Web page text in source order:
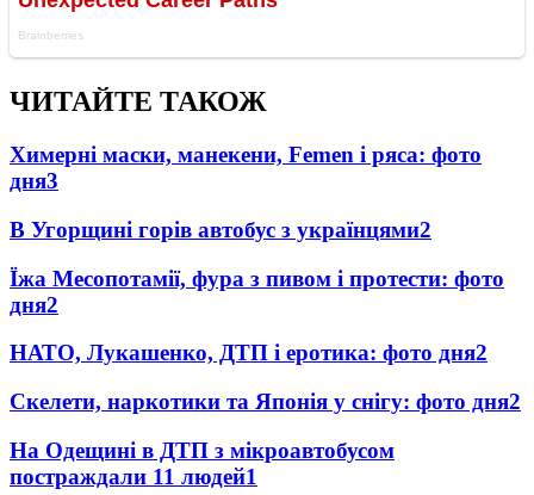
ЧИТАЙТЕ ТАКОЖ
Химерні маски, манекени, Femen і ряса: фото
дня3
В Угорщині горів автобус з українцями2
Їжа Месопотамії, фура з пивом і протести: фото
дня2
НАТО, Лукашенко, ДТП і еротика: фото дня2
Скелети, наркотики та Японія у снігу: фото дня2
На Одещині в ДТП з мікроавтобусом
постраждали 11 людей1